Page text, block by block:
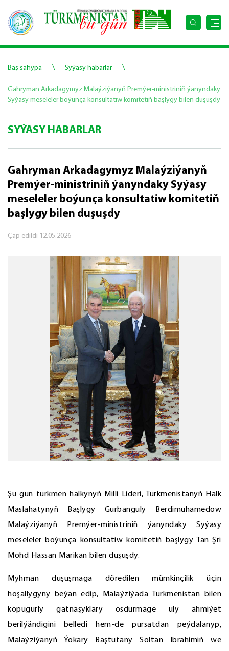
Baş sahypa \ Syýasy habarlar \
Gahryman Arkadagymyz Malaýziýanyň Premýer-ministriniň ýanyndaky
Syýasy meseleler boýunça konsultatiw komitetiň başlygy bilen duşuşdy
SYÝASY HABARLAR
Gahryman Arkadagymyz Malaýziýanyň
Premýer-ministriniň ýanyndaky Syýasy
meseleler boýunça konsultatiw komitetiň
başlygy bilen duşuşdy
Çap edildi 12.05.2026
Şu gün türkmen halkynyň Milli Lideri, Türkmenistanyň Halk
Maslahatynyň Başlygy Gurbanguly Berdimuhamedow
Malaýziýanyň Premýer-ministriniň ýanyndaky Syýasy
meseleler boýunça konsultatiw komitetiň başlygy Tan Şri
Mohd Hassan Marikan bilen duşuşdy.
Myhman duşuşmaga döredilen mümkinçilik üçin
hoşallygyny beýan edip, Malaýziýada Türkmenistan bilen
köpugurly gatnaşyklary ösdürmäge uly ähmiýet
berilýändigini belledi hem-de pursatdan peýdalanyp,
Malaýziýanyň Ýokary Baştutany Soltan Ibrahimiň we